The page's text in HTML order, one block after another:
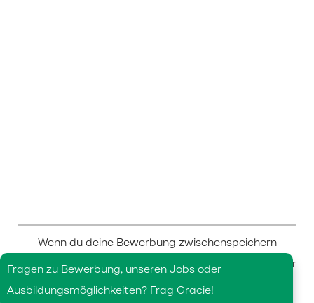
Wenn du deine Bewerbung zwischenspeichern
möchtest, um sie zu einem späteren Zeitpunkt weiter
zu bearbeiten, dann klicke unten auf "Bewerbung
Fragen zu Bewerbung, unseren Jobs oder
Ausbildungsmöglichkeiten? Frag Gracie!